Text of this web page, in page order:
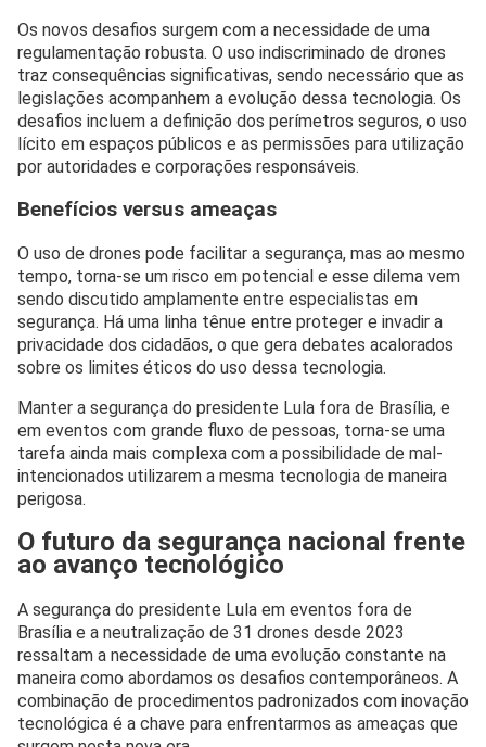
Os novos desafios surgem com a necessidade de uma
regulamentação robusta. O uso indiscriminado de drones
traz consequências significativas, sendo necessário que as
legislações acompanhem a evolução dessa tecnologia. Os
desafios incluem a definição dos perímetros seguros, o uso
lícito em espaços públicos e as permissões para utilização
por autoridades e corporações responsáveis.
Benefícios versus ameaças
O uso de drones pode facilitar a segurança, mas ao mesmo
tempo, torna-se um risco em potencial e esse dilema vem
sendo discutido amplamente entre especialistas em
segurança. Há uma linha tênue entre proteger e invadir a
privacidade dos cidadãos, o que gera debates acalorados
sobre os limites éticos do uso dessa tecnologia.
Manter a segurança do presidente Lula fora de Brasília, e
em eventos com grande fluxo de pessoas, torna-se uma
tarefa ainda mais complexa com a possibilidade de mal-
intencionados utilizarem a mesma tecnologia de maneira
perigosa.
O futuro da segurança nacional frente
ao avanço tecnológico
A segurança do presidente Lula em eventos fora de
Brasília e a neutralização de 31 drones desde 2023
ressaltam a necessidade de uma evolução constante na
maneira como abordamos os desafios contemporâneos. A
combinação de procedimentos padronizados com inovação
tecnológica é a chave para enfrentarmos as ameaças que